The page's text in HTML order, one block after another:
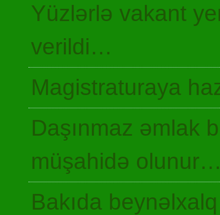
Yüzlərlə vakant
verildi…
Magistraturaya
Daşınmaz əmlak
müşahidə
Bakıda